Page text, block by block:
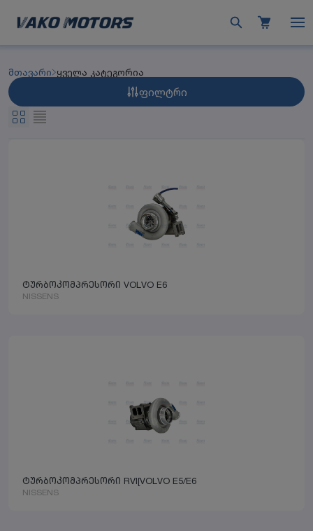
მთავარი ყველა კატეგორია
ფილტრი
ტურბოკომპრესორი VOLVO E6
NISSENS
ტურბოკომპრესორი RVI[VOLVO E5/E6
NISSENS